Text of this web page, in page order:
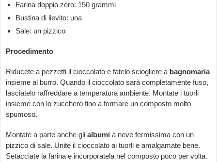
Farina doppio zero: 150 grammi
Bustina di lievito: una
Sale: un pizzico
Procedimento
Riducete a pezzetti il cioccolato e fatelo sciogliere a bagnomaria
insieme al burro. Quando il cioccolato sarà completamente fuso,
lasciatelo raffreddare a temperatura ambiente. Montate i tuorli
insieme con lo zucchero fino a formare un composto molto
spumoso.
Montate a parte anche glialbumi a neve fermissima con un
pizzico di sale. Unite il cioccolato ai tuorli e amalgamate bene.
Setacciate la farina e incorporatela nel composto poco per volta.